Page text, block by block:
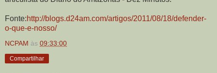
Fonte:http://blogs.d24am.com/artigos/2011/08/18/defender-
o-que-e-nosso/
NCPAM às 09:33:00
Compartilhar